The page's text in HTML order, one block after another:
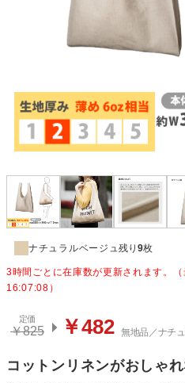
ナチュラルベージュ残り9枚
3時間ごとに在庫数が更新されます。
16:07:08）
定価
￥825 ￥482 無地品／ナチ
コットンリネンがおしゃ